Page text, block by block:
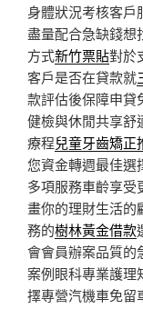
身體狀況考核客戶
盡量配合急缺錢想
方式新竹票貼對於
客戶是否在貸款就
款評估後保障申貸
健檢與休閒共享舒
療程兒童牙齒矯正
您資金轉週最佳選
多項服務車齡享受
畫你的理財生活的
務的樹林黃金借款
會會員辦案品質的
案例眼科專業護理
擇專營汽機車免留